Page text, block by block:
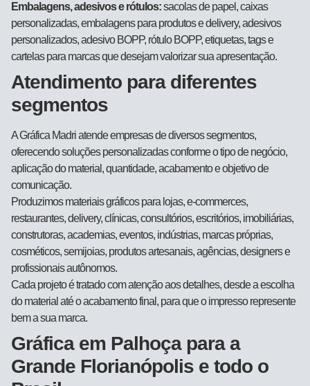
Embalagens, adesivos e rótulos:sacolas de papel, caixas
personalizadas, embalagens para produtos e delivery, adesivos
personalizados, adesivo BOPP, rótulo BOPP, etiquetas, tags e
cartelas para marcas que desejam valorizar sua apresentação.
Atendimento para diferentes
segmentos
A Gráfica Madri atende empresas de diversos segmentos,
oferecendo soluções personalizadas conforme o tipo de negócio,
aplicação do material, quantidade, acabamento e objetivo de
comunicação.
Produzimos materiais gráficos para lojas, e-commerces,
restaurantes, delivery, clínicas, consultórios, escritórios, imobiliárias,
construtoras, academias, eventos, indústrias, marcas próprias,
cosméticos, semijoias, produtos artesanais, agências, designers e
profissionais autônomos.
Cada projeto é tratado com atenção aos detalhes, desde a escolha
do material até o acabamento final, para que o impresso represente
bem a sua marca.
Gráfica em Palhoça para a
Grande Florianópolis e todo o